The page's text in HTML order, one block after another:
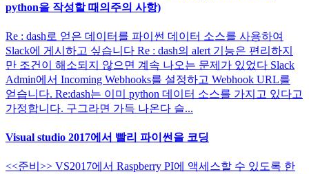
python을 작성할 때의주의 사항)
Re : dash로 얻은 데이터를 파이썬 데이터 소스를 사용하여
Slack에 게시하고 싶습니다 Re : dash의 alert 기능은 편리하지
만 조건이 해소되지 않으면 계속 나오는 문제가 있었다 Slack
Admin에서 Incoming Webhooks를 설정하고 Webhook URL를
얻습니다. Re:dash는 이미 python 데이터 소스를 가지고 있다고
가정합니다. 구그라면 가득 나온다 슬...
Visual studio 2017에서 빨리 파이썬을 코딩
<<준비>> VS2017에서 Raspberry PI에 액세스할 수 있도록 한